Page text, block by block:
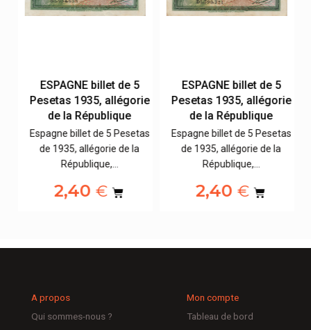
ESPAGNE billet de 5
Pesetas 1935, allégorie
de la République
Espagne billet de 5 Pesetas
de 1935, allégorie de la
République,…
2,40 €
ESPAGNE billet de 5
Pesetas 1935, allégorie
de la République
Espagne billet de 5 Pesetas
de 1935, allégorie de la
République,…
2,40 €
A propos
Qui sommes-nous ?
Mon compte
Tableau de bord